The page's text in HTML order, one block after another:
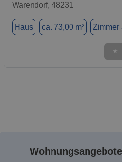
Warendorf, 48231
Haus ca. 73,00 m² Zimmer
★